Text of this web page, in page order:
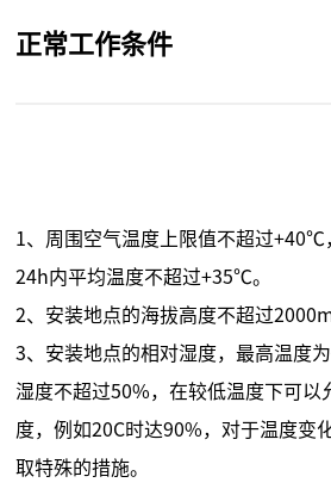
正常工作条件
1、周围空气温度上限值不超过+40℃
24h内平均温度不超过+35℃。
2、安装地点的海拔高度不超过2000m
3、安装地点的相对湿度，最高温度
湿度不超过50%，在较低温度下可以
度，例如20C时达90%，对于温度变
取特殊的措施。